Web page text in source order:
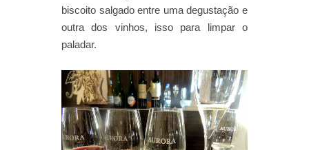
biscoito salgado entre uma degustação e
outra dos vinhos, isso para limpar o
paladar.